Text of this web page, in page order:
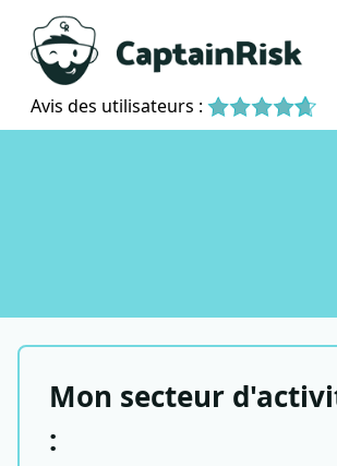
Avis des utilisateurs :
Mon secteur
: